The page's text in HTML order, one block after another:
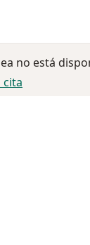
no está
cita